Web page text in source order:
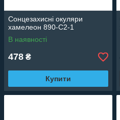
Сонцезахисні окуляри
хамелеон 890-C2-1
В наявності
478 ₴
Купити